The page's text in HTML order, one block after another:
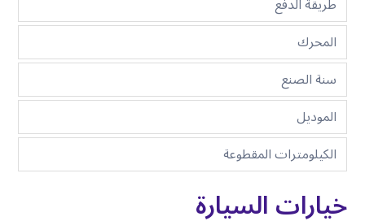
المحرك
سنة الصنع
الموديل
الكيلومترات المقطوعة
خيارات السيارة